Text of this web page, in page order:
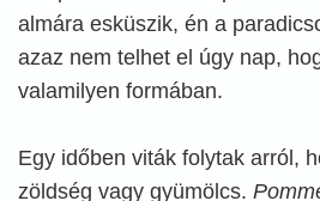
almára esküszik, én a
azaz nem telhet el úgy nap,
valamilyen formában.
Egy időben viták folytak arról,
zöldség vagy gyümölcs.